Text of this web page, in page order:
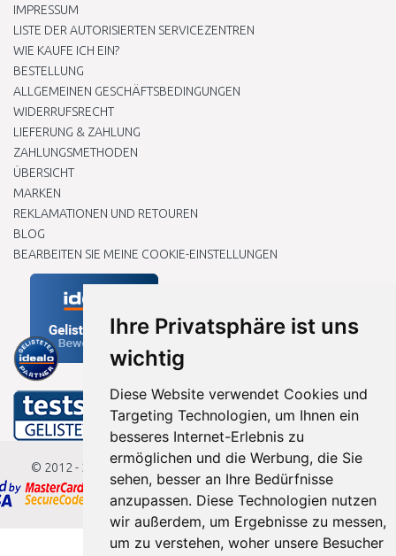
Ihre Privatsphäre ist uns
wichtig
Diese Website verwendet Cookies und
Targeting Technologien, um Ihnen ein
besseres Internet-Erlebnis zu
ermöglichen und die Werbung, die Sie
sehen, besser an Ihre Bedürfnisse
anzupassen. Diese Technologien nutzen
wir außerdem, um Ergebnisse zu messen,
um zu verstehen, woher unsere Besucher
IMPRESSUM
LISTE DER AUTORISIERTEN SERVICEZENTREN
WIE KAUFE ICH EIN?
BESTELLUNG
ALLGEMEINEN GESCHÄFTSBEDINGUNGEN
WIDERRUFSRECHT
LIEFERUNG & ZAHLUNG
ZAHLUNGSMETHODEN
ÜBERSICHT
MARKEN
REKLAMATIONEN UND RETOUREN
BLOG
BEARBEITEN SIE MEINE COOKIE-EINSTELLUNGEN
© 2012 - 2026Baumarkteu.de